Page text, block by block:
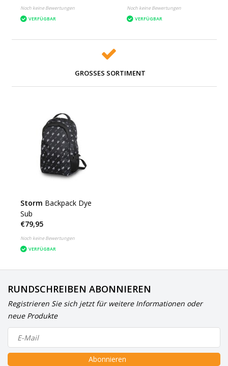
Noch keine Bewertungen
VERFÜGBAR
Noch keine Bewertungen
VERFÜGBAR
GROSSES SORTIMENT
Storm Backpack Dye
Sub
€79,95
Noch keine Bewertungen
VERFÜGBAR
RUNDSCHREIBEN ABONNIEREN
Registrieren Sie sich jetzt für weitere Informationen oder
neue Produkte
Abonnieren